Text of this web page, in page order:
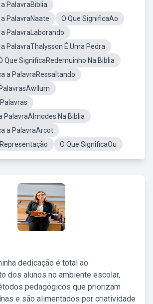
PalavraBiblia
PalavraNaate
O Que SignificaAo
PalavraLaborando
PalavraThalysson É Uma Pedra
Que SignificaRedemuinho Na Biblia
a PalavraRessaltando
PalavraAlmodes Na Biblia
a PalavraArcot
O Que SignificaOu
dedicação é total ao
dos alunos no ambiente escolar,
pedagógicos que priorizam
e são alimentados por criatividade